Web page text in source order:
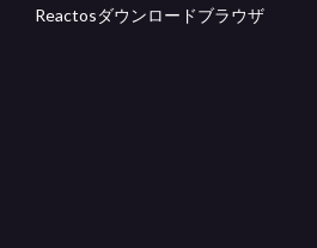
Reactosダウンロードブラウザ